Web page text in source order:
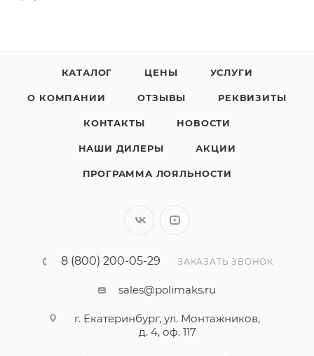
КАТАЛОГ ЦЕНЫ УСЛУГИ
О КОМПАНИИ ОТЗЫВЫ РЕКВИЗИТЫ
КОНТАКТЫ НОВОСТИ
НАШИ ДИЛЕРЫ АКЦИИ
ПРОГРАММА ЛОЯЛЬНОСТИ
8 (800) 200-05-29 ЗАКАЗАТЬ ЗВОНОК
sales@polimaks.ru
г. Екатеринбург, ул. Монтажников,
д. 4, оф. 117